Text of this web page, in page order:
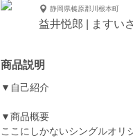
静岡県榛原郡川根本町
益井悦郎 | ますい
商品説明
▼自己紹介
▼商品概要
ここにしかないシングルオリ